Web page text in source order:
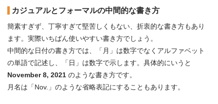
カジュアルとフォーマルの中間的な書き方
簡素すぎず、丁寧すぎて堅苦しくもない、折衷的な書き方もあり
ます。実際いちばん使いやすい書き方でしょう。
中間的な日付の書き方では、「月」は数字でなくアルファベット
の単語で記述し、「日」は数字で示します。具体的にいうと
November 8, 2021 のような書き方です。
月名は「Nov.」のような省略表記にすることもあります。